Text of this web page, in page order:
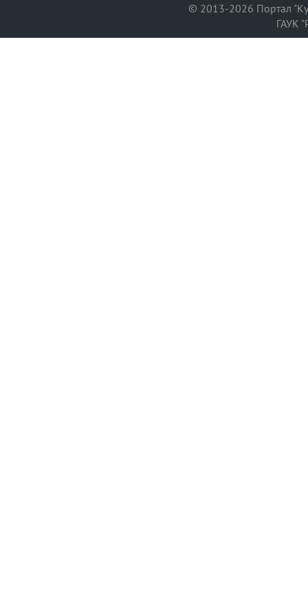
© 2013-2026 Портал
ГАУК